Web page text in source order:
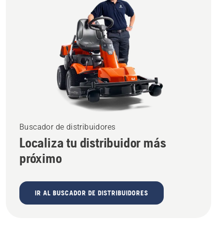
Buscador de distribuidores
Localiza tu distribuidor más
próximo
IR AL BUSCADOR DE DISTRIBUIDORES